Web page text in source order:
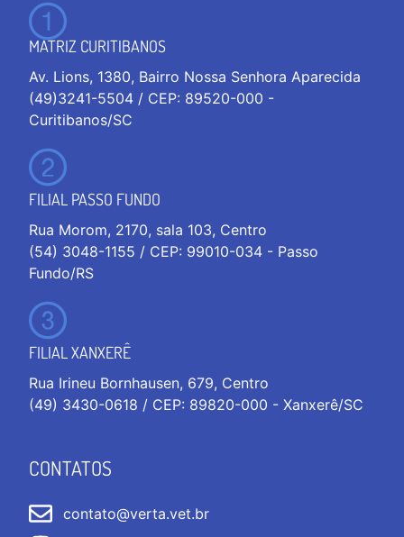
MATRIZ CURITIBANOS
Av. Lions, 1380, Bairro Nossa Senhora Aparecida
(49)3241-5504 / CEP: 89520-000 -
Curitibanos/SC
FILIAL PASSO FUNDO
Rua Morom, 2170, sala 103, Centro
(54) 3048-1155 / CEP: 99010-034 - Passo
Fundo/RS
FILIAL XANXERÊ
Rua Irineu Bornhausen, 679, Centro
(49) 3430-0618 / CEP: 89820-000 - Xanxerê/SC
CONTATOS
contato@verta.vet.br